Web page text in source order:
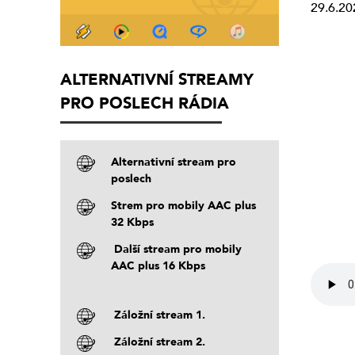
ALTERNATIVNÍ STREAMY
PRO POSLECH RÁDIA
Alternativní stream pro
poslech
Strem pro mobily AAC plus
32 Kbps
Další stream pro mobily
AAC plus 16 Kbps
Záložní stream 1.
Záložní stream 2.